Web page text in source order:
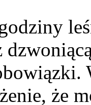
że